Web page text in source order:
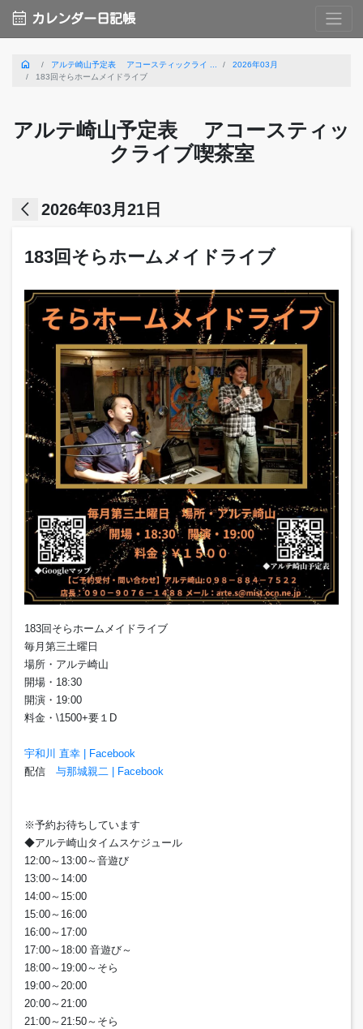
calendar_month カレンダー日記帳
home アルテ崎山予定表 アコースティックライ ...
2026年03月
183回そらホームメイドライブ
アルテ崎山予定表 アコースティッ
クライブ喫茶室
arrow_back_ios 2026年03月21日
183回そらホームメイドライブ
183回そらホームメイドライブ
毎月第三土曜日
場所・アルテ崎山
開場・18:30
開演・19:00
料金・\1500+要１D
宇和川 直幸 | Facebook
配信 与那城親二 | Facebook
※予約お待ちしています
◆アルテ崎山タイムスケジュール
12:00～13:00～音遊び
13:00～14:00
14:00～15:00
15:00～16:00
16:00～17:00
17:00～18:00 音遊び～
18:00～19:00～そら
19:00～20:00
20:00～21:00
21:00～21:50～そら